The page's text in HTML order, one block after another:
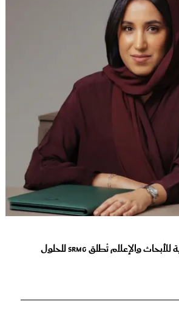
المجموعة السعودية للأبحاث والإعلام تُطلق SRMG للحلول